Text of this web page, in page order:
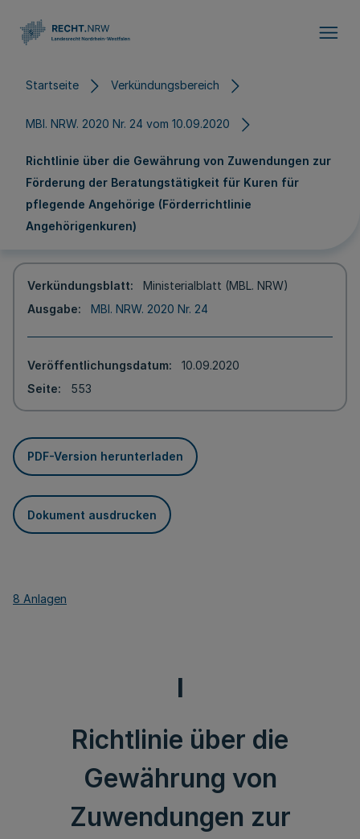
Startseite Verkündungsbereich
MBl. NRW. 2020 Nr. 24 vom 10.09.2020
Richtlinie über die Gewährung von Zuwendungen zur
Förderung der Beratungstätigkeit für Kuren für
pflegende Angehörige (Förderrichtlinie
Angehörigenkuren)
Verkündungsblatt
Ministerialblatt (MBL. NRW)
Ausgabe
MBl. NRW. 2020 Nr. 24
Veröffentlichungsdatum
10.09.2020
Seite
553
PDF-Version herunterladen
Dokument ausdrucken
8 Anlagen
I
Richtlinie über die
Gewährung von
Zuwendungen zur